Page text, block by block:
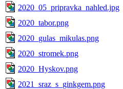
2020_05_pripravka_nahled.jpg
2020_tabor.png
2020_gulas_mikulas.png
2020_stromek.png
2020_Hyskov.png
2021_sraz_s_ginkgem.png